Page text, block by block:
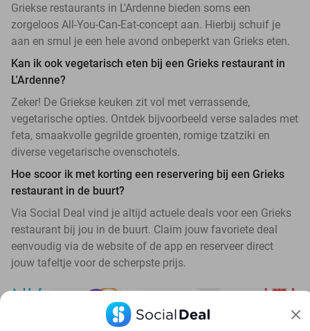
Griekse restaurants in L'Ardenne bieden soms een
zorgeloos All-You-Can-Eat-concept aan. Hierbij schuif je
aan en smul je een hele avond onbeperkt van Grieks eten.
Kan ik ook vegetarisch eten bij een Grieks restaurant in
L'Ardenne?
Zeker! De Griekse keuken zit vol met verrassende,
vegetarische opties. Ontdek bijvoorbeeld verse salades met
feta, smaakvolle gegrilde groenten, romige tzatziki en
diverse vegetarische ovenschotels.
Hoe scoor ik met korting een reservering bij een Grieks
restaurant in de buurt?
Via Social Deal vind je altijd actuele deals voor een Grieks
restaurant bij jou in de buurt. Claim jouw favoriete deal
eenvoudig via de website of de app en reserveer direct
jouw tafeltje voor de scherpste prijs.